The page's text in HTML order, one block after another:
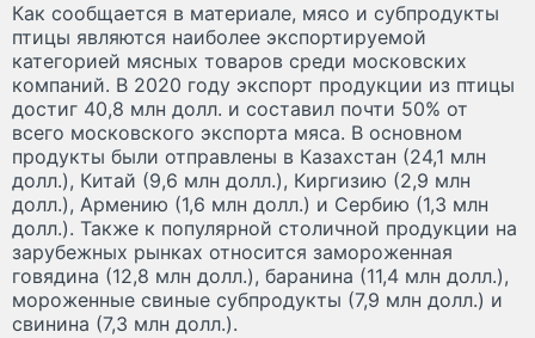
Как сообщается в материале, мясо и субпродукты
птицы являются наиболее экспортируемой
категорией мясных товаров среди московских
компаний. В 2020 году экспорт продукции из птицы
достиг 40,8 млн долл. и составил почти 50% от
всего московского экспорта мяса. В основном
продукты были отправлены в Казахстан (24,1 млн
долл.), Китай (9,6 млн долл.), Киргизию (2,9 млн
долл.), Армению (1,6 млн долл.) и Сербию (1,3 млн
долл.). Также к популярной столичной продукции на
зарубежных рынках относится замороженная
говядина (12,8 млн долл.), баранина (11,4 млн долл.),
мороженные свиные субпродукты (7,9 млн долл.) и
свинина (7,3 млн долл.).